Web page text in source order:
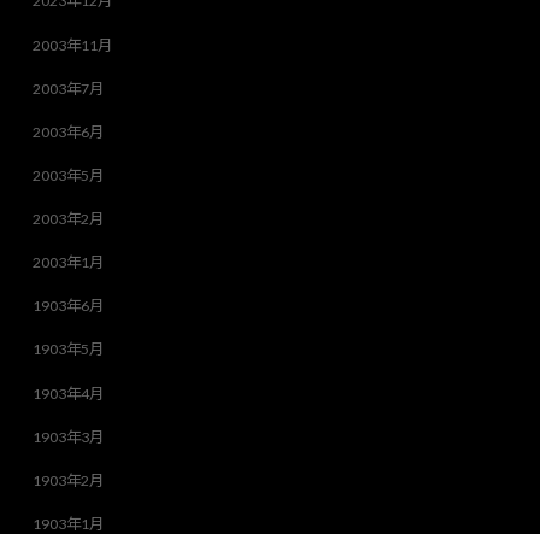
2003年11月
2003年7月
2003年6月
2003年5月
2003年2月
2003年1月
1903年6月
1903年5月
1903年4月
1903年3月
1903年2月
1903年1月